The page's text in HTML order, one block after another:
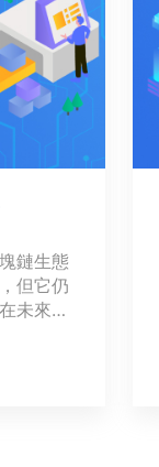
鏈生態
但它仍
未來釋
的開發
化應用